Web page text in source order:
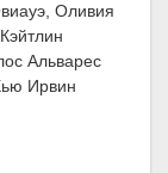
Оливия
Альварес
Ирвин